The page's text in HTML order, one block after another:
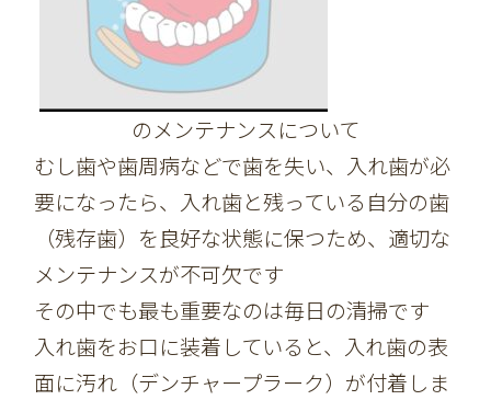
のメンテナンスについて
むし歯や歯周病などで歯を失い、入れ歯が必
要になったら、入れ歯と残っている自分の歯
（残存歯）を良好な状態に保つため、適切な
メンテナンスが不可欠です
その中でも最も重要なのは毎日の清掃です
入れ歯をお口に装着していると、入れ歯の表
面に汚れ（デンチャープラーク）が付着しま